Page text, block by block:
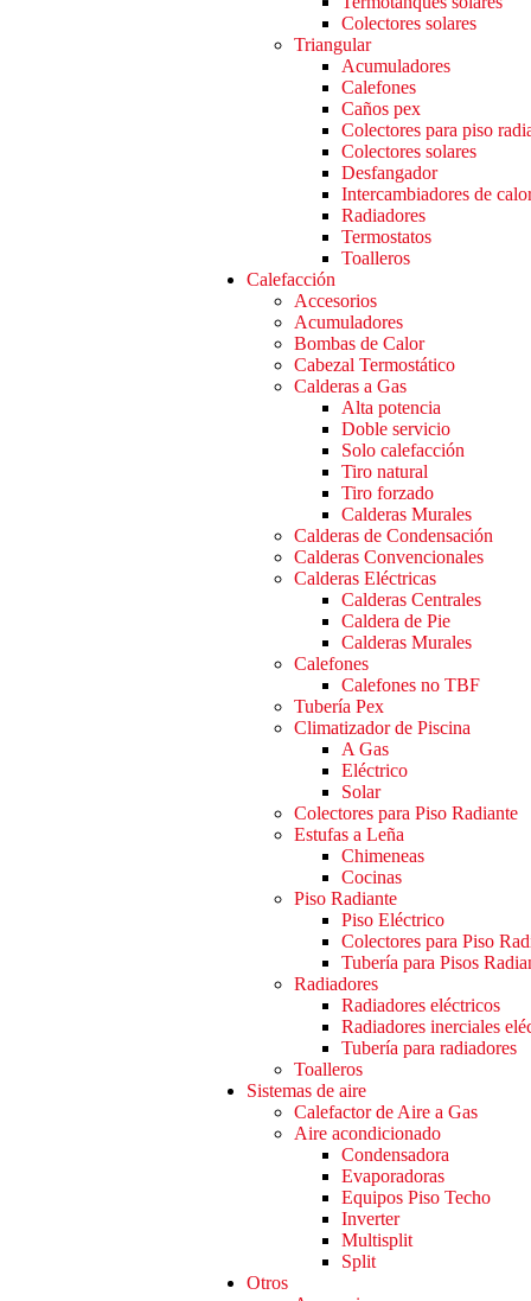
Colectores solares
Triangular
Acumuladores
Calefones
Caños pex
Colectores para piso
Colectores solares
Desfangador
Intercambiadores de
Radiadores
Termostatos
Toalleros
Calefacción
Accesorios
Acumuladores
Bombas de Calor
Cabezal Termostático
Calderas a Gas
Alta potencia
Doble servicio
Solo calefacción
Tiro natural
Tiro forzado
Calderas Murales
Calderas de Condensación
Calderas Convencionales
Calderas Eléctricas
Calderas Centrales
Caldera de Pie
Calderas Murales
Calefones
Calefones no TBF
Tubería Pex
Climatizador de Piscina
A Gas
Eléctrico
Solar
Colectores para Piso Radiante
Estufas a Leña
Chimeneas
Cocinas
Piso Radiante
Piso Eléctrico
Colectores para Piso
Tubería para Pisos
Radiadores
Radiadores eléctricos
Radiadores inerciales
Tubería para radiadores
Toalleros
Sistemas de aire
Calefactor de Aire a Gas
Aire acondicionado
Condensadora
Evaporadoras
Equipos Piso Techo
Inverter
Multisplit
Split
Otros